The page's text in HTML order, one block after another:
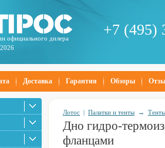
официального дилера
+7 (495)
Доставка Гарантия Обзоры
Лотос | Палатки и тенты →
Дно гидро-
фланцами